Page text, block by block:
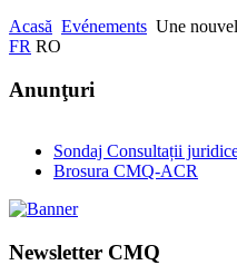
Acasă Evénements Une
FR RO
Anunţuri
Sondaj Consultații
Brosura CMQ-ACR
Newsletter CMQ